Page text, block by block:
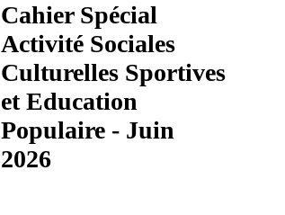
Cahier Spécial
Activité Sociales
Culturelles Sportives
et Education
Populaire - Juin
2026